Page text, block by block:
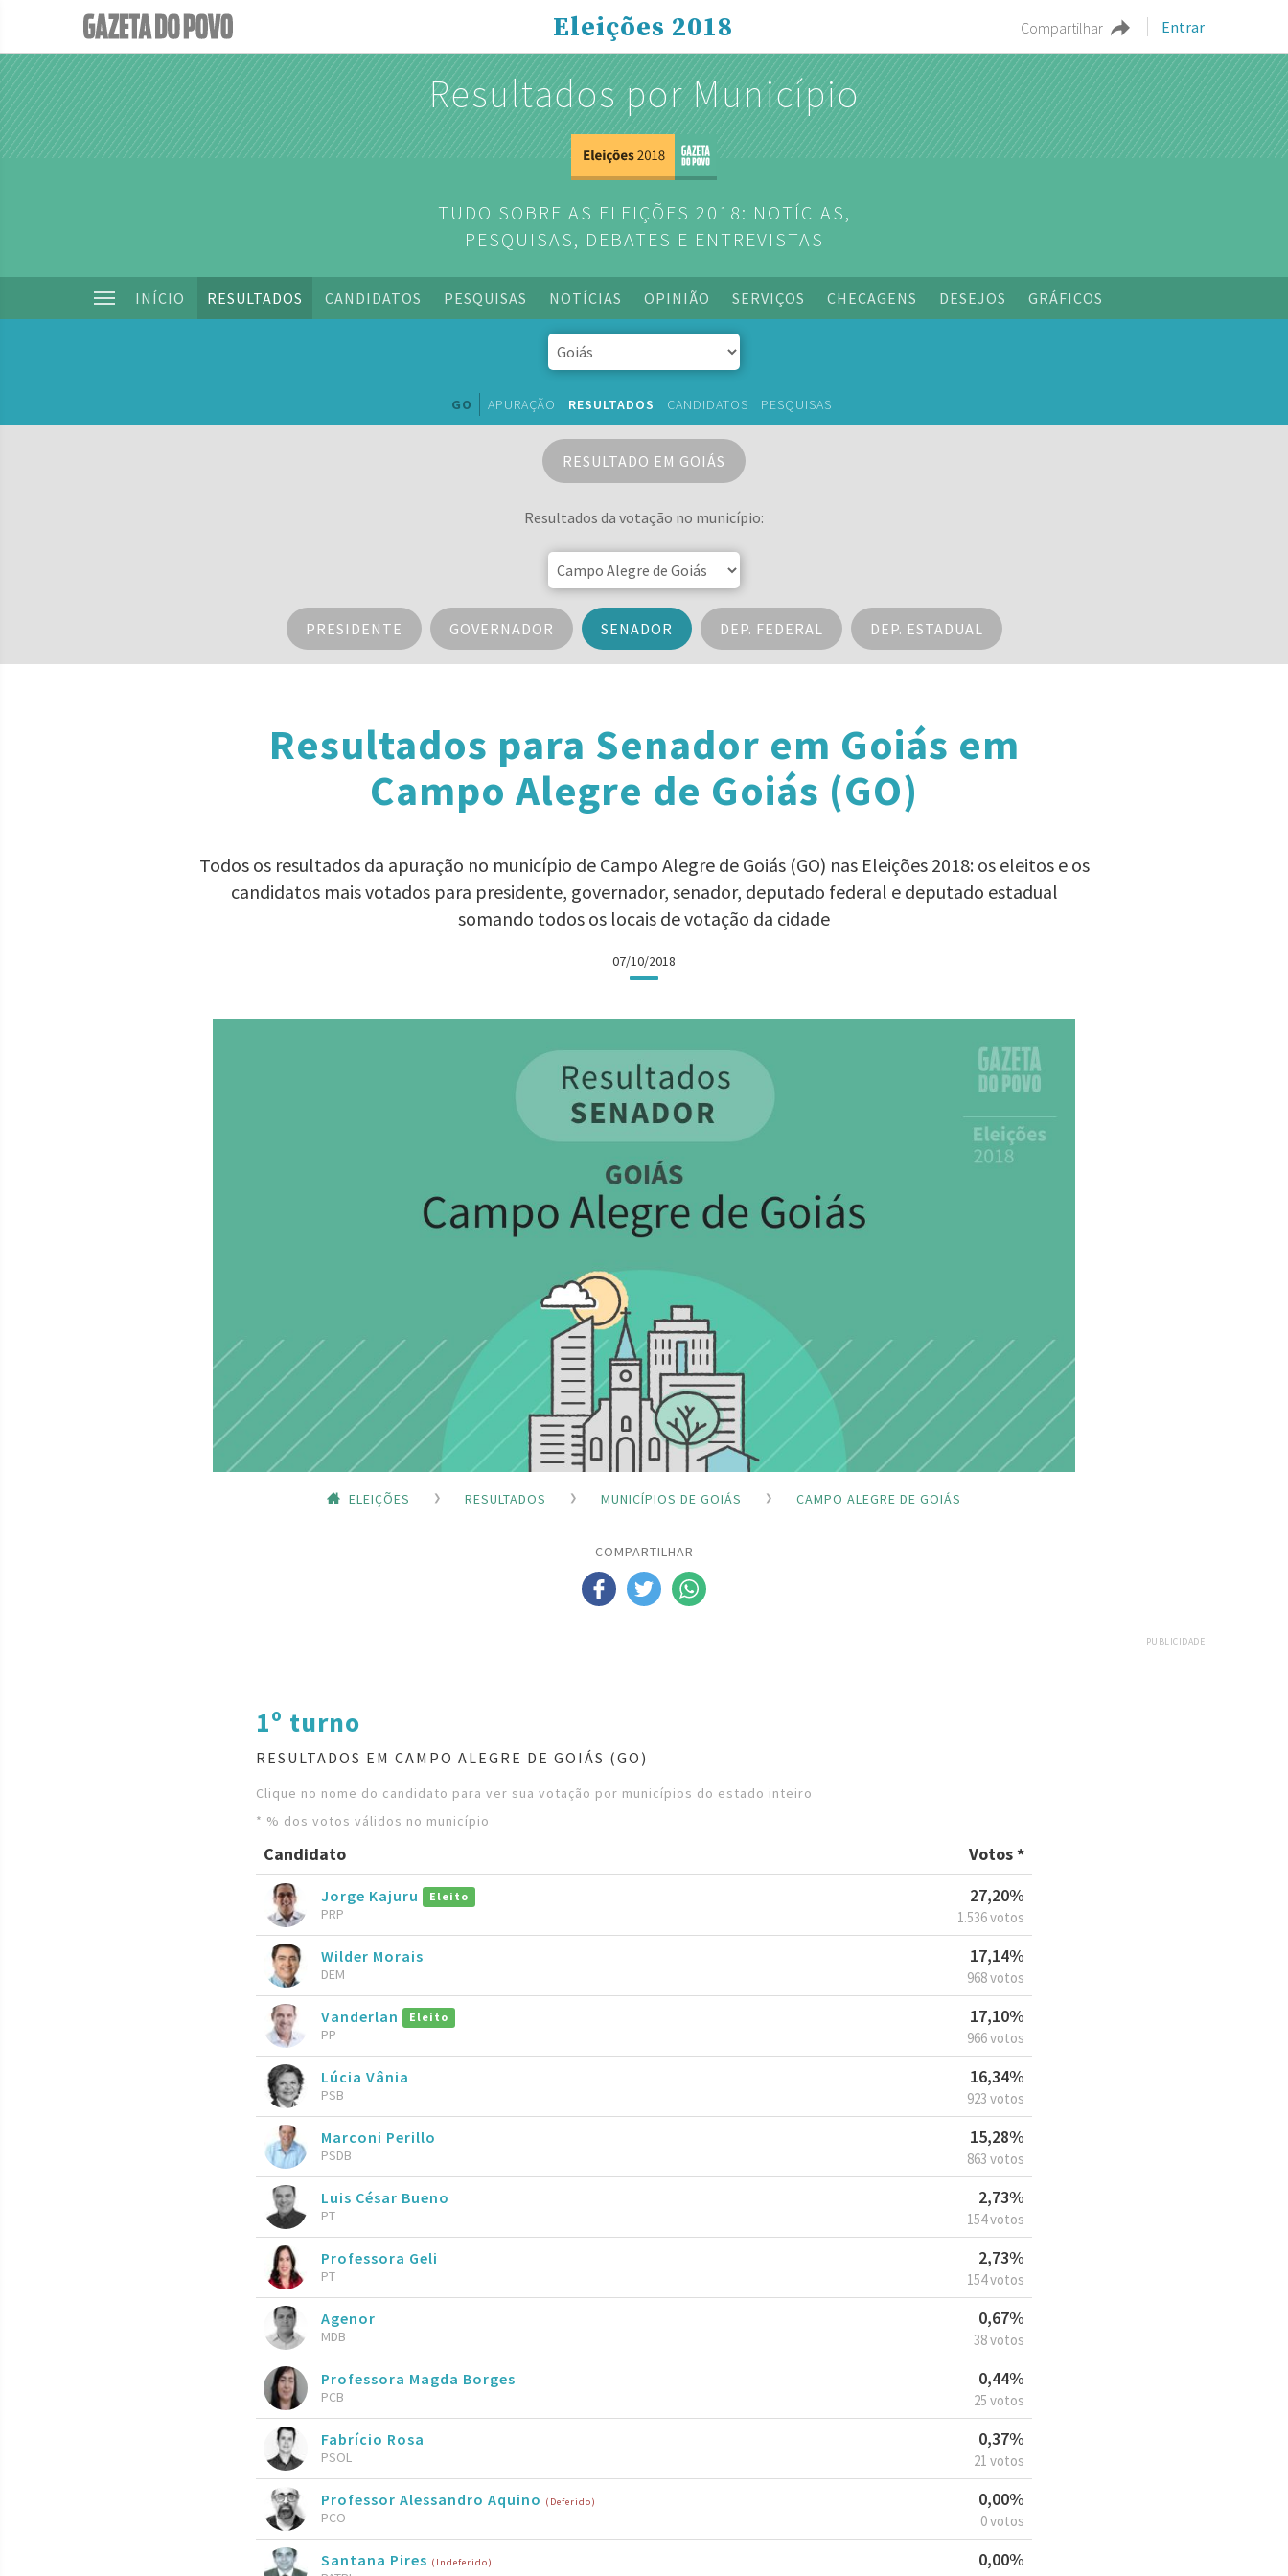
Compartilhar Entrar
Eleições 2018
Resultados por Município
TUDO SOBRE AS ELEIÇÕES 2018: NOTÍCIAS,
PESQUISAS, DEBATES E ENTREVISTAS
INÍCIO RESULTADOS CANDIDATOS PESQUISAS NOTÍCIAS OPINIÃO SERVIÇOS CHECAGENS DESEJOS GRÁFICOS
GO APURAÇÃO RESULTADOS CANDIDATOS PESQUISAS
RESULTADO EM GOIÁS
Resultados da votação no município:
PRESIDENTE GOVERNADOR SENADOR DEP. FEDERAL DEP. ESTADUAL
Resultados para Senador em Goiás em
Campo Alegre de Goiás (GO)
Todos os resultados da apuração no município de Campo Alegre de Goiás (GO) nas Eleições 2018: os eleitos e os
candidatos mais votados para presidente, governador, senador, deputado federal e deputado estadual
somando todos os locais de votação da cidade
07/10/2018
ELEIÇÕES RESULTADOS MUNICÍPIOS DE GOIÁS CAMPO ALEGRE DE GOIÁS
COMPARTILHAR
PUBLICIDADE
1º turno
RESULTADOS EM CAMPO ALEGRE DE GOIÁS (GO)
Clique no nome do candidato para ver sua votação por municípios do estado inteiro
* % dos votos válidos no município
Candidato Votos *
Jorge Kajuru Eleito
PRP
27,20%
1.536 votos
Wilder Morais
DEM
17,14%
968 votos
Vanderlan Eleito
PP
17,10%
966 votos
Lúcia Vânia
PSB
16,34%
923 votos
Marconi Perillo
PSDB
15,28%
863 votos
Luis César Bueno
PT
2,73%
154 votos
Professora Geli
PT
2,73%
154 votos
Agenor
MDB
0,67%
38 votos
Professora Magda Borges
PCB
0,44%
25 votos
Fabrício Rosa
PSOL
0,37%
21 votos
Professor Alessandro Aquino (Deferido)
PCO
0,00%
0 votos
Santana Pires (Indeferido) 0,00%